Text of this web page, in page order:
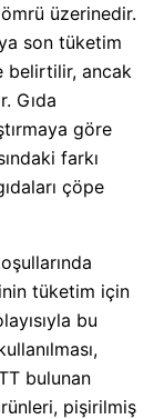
üzerinedir.
son tüketim
belirtilir, ancak
Gıda
göre
farkı
çöpe
tüketim için
bu
bulunan
pişirilmiş